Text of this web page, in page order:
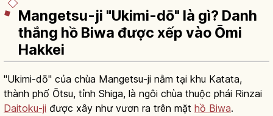
Mangetsu-ji "Ukimi-dō" là gì? Danh
thắng hồ Biwa được xếp vào Ōmi
Hakkei
"Ukimi-dō" của chùa Mangetsu-ji nằm tại khu Katata,
thành phố Ōtsu, tỉnh Shiga, là ngôi chùa thuộc phái Rinzai
Daitoku-ji được xây như vươn ra trên mặt hồ Biwa.